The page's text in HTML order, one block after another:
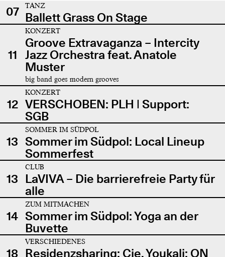
07
TANZ
Ballett Grass On Stage
11
KONZERT
Groove Extravaganza – Intercity
Jazz Orchestra feat. Anatole
Muster
big band goes modern grooves
12
KONZERT
VERSCHOBEN: PLH | Support:
SGB
13
SOMMER IM SÜDPOL
Sommer im Südpol: Local Lineup
Sommerfest
13
CLUB
LaVIVA – Die barrierefreie Party für
alle
14
ZUM MITMACHEN
Sommer im Südpol: Yoga an der
Buvette
18
VERSCHIEDENES
Residenzsharing: Cie. Youkali: ON